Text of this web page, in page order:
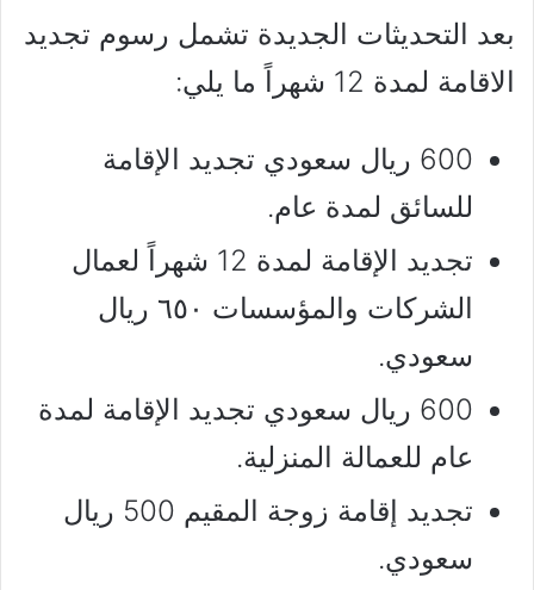
بعد التحديثات الجديدة تشمل رسوم تجديد
الاقامة لمدة 12 شهراً ما يلي:
600 ريال سعودي تجديد الإقامة
للسائق لمدة عام.
تجديد الإقامة لمدة 12 شهراً لعمال
الشركات والمؤسسات ٦٥٠ ريال
سعودي.
600 ريال سعودي تجديد الإقامة لمدة
عام للعمالة المنزلية.
تجديد إقامة زوجة المقيم 500 ريال
سعودي.